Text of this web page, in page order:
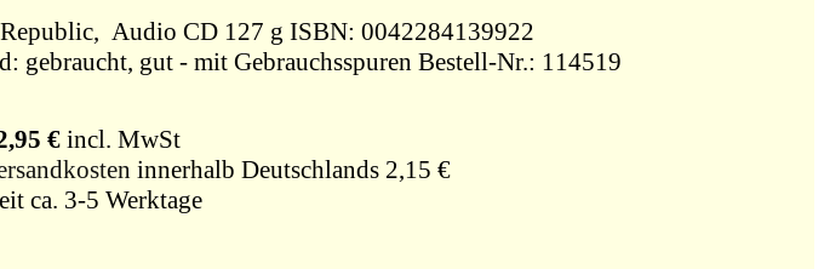
1989, Republic, Audio CD 127 g ISBN: 0042284139922
gebraucht, gut - mit Gebrauchsspuren Bestell-Nr.: 114519
€ incl. MwSt
innerhalb Deutschlands 2,15 €
ca. 3-5 Werktage